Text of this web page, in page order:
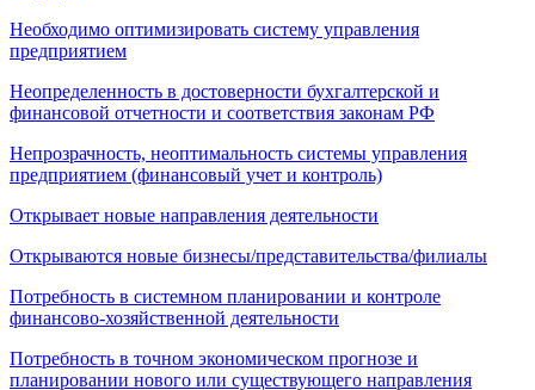
Необходимо оптимизировать систему управления
предприятием
Неопределенность в достоверности бухгалтерской и
финансовой отчетности и соответствия законам РФ
Непрозрачность, неоптимальность системы управления
предприятием (финансовый учет и контроль)
Открывает новые направления деятельности
Открываются новые бизнесы/представительства/филиалы
Потребность в системном планировании и контроле
финансово-хозяйственной деятельности
Потребность в точном экономическом прогнозе и
планировании нового или существующего направления